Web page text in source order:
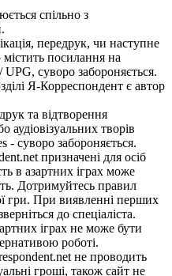
спільно з
передрук, чи наступне
посилання на
суворо забороняється.
Я-Корреспондент є автор
та відтворення
аудіовізуальних творів
- суворо забороняється.
призначені для осіб
в азартних іграх може
Дотримуйтесь правил
гри. При виявленні перших
до спеціаліста.
іграх не може бути
роботі.
не проводить
гроші, також сайт не